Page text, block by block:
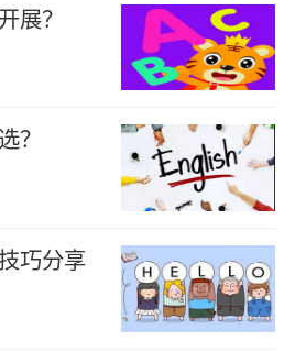
展？
？
巧分享